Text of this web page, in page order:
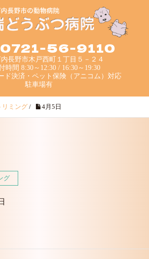
56-9110
長野市木戸西町１丁目５－２４
時間 8:30～12:30 / 16:30～19:30
ド決済・ペット保険（アニコム）対応
駐車場有
リミング / 4月5日
グ